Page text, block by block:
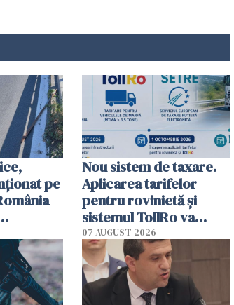
pe
au
mă
Nou sistem de taxare.
Aplicarea tarifelor
pentru rovinietă şi
sistemul TollRo va
începe la 1 octombrie
07 AUGUST 2026